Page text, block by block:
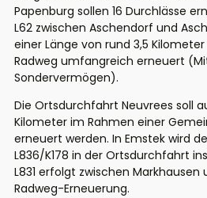
Papenburg sollen 16 Durchlässe
L62 zwischen Aschendorf und
einer Länge von rund 3,5
Radweg umfangreich erneuert
Sondervermögen).
Die Ortsdurchfahrt Neuvrees soll
Kilometer im Rahmen einer
erneuert werden. In Emstek wird
L836/K178 in der Ortsdurchfahrt
L831 erfolgt zwischen Markhausen
Radweg-Erneuerung.